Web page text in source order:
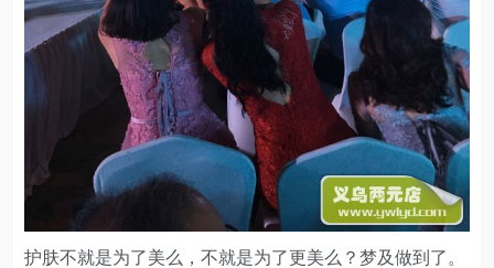
护肤不就是为了美么，不就是为了更美么？梦及做到了。